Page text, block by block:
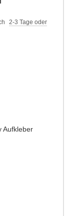
2-3 Tage oder